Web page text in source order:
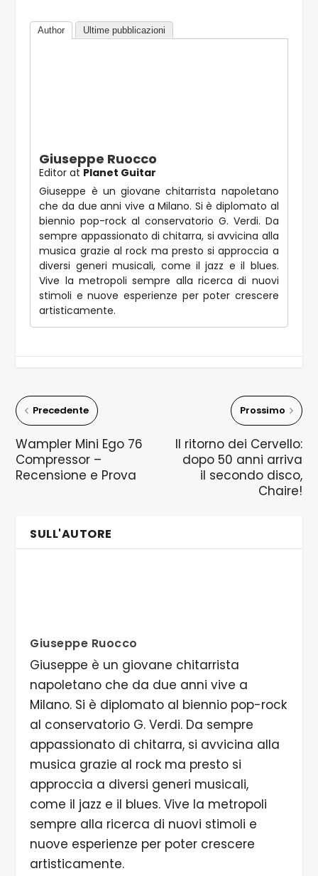
Author Ultime pubblicazioni
Giuseppe Ruocco
Editor at Planet Guitar
Giuseppe è un giovane chitarrista napoletano
che da due anni vive a Milano. Si è diplomato al
biennio pop-rock al conservatorio G. Verdi. Da
sempre appassionato di chitarra, si avvicina alla
musica grazie al rock ma presto si approccia a
diversi generi musicali, come il jazz e il blues.
Vive la metropoli sempre alla ricerca di nuovi
stimoli e nuove esperienze per poter crescere
artisticamente.
Precedente
Wampler Mini Ego 76
Compressor –
Recensione e Prova
Prossimo
Il ritorno dei Cervello:
dopo 50 anni arriva
il secondo disco,
Chaire!
SULL'AUTORE
Giuseppe Ruocco
Giuseppe è un giovane chitarrista
napoletano che da due anni vive a
Milano. Si è diplomato al biennio pop-rock
al conservatorio G. Verdi. Da sempre
appassionato di chitarra, si avvicina alla
musica grazie al rock ma presto si
approccia a diversi generi musicali,
come il jazz e il blues. Vive la metropoli
sempre alla ricerca di nuovi stimoli e
nuove esperienze per poter crescere
artisticamente.